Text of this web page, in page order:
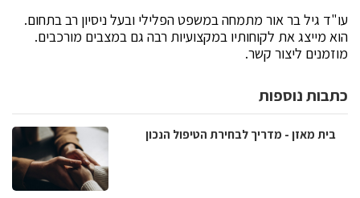
עו"ד גיל בר אור מתמחה במשפט הפלילי ובעל ניסיון רב בתחום.
הוא מייצג את לקוחותיו במקצועיות רבה גם במצבים מורכבים.
מוזמנים ליצור קשר.
כתבות נוספות
בית מאזן - מדריך לבחירת הטיפול הנכון